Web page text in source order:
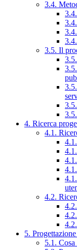
3.4.
3.5. Il
4. Ricerca
4.1.
4.2.
5.
5.1.